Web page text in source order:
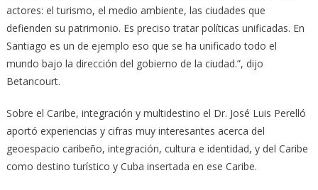
actores: el turismo, el medio ambiente, las ciudades que
defienden su patrimonio. Es preciso tratar políticas unificadas. En
Santiago es un de ejemplo eso que se ha unificado todo el
mundo bajo la dirección del gobierno de la ciudad.”, dijo
Betancourt.
Sobre el Caribe, integración y multidestino el Dr. José Luis Perelló
aportó experiencias y cifras muy interesantes acerca del
geoespacio caribeño, integración, cultura e identidad, y del Caribe
como destino turístico y Cuba insertada en ese Caribe.